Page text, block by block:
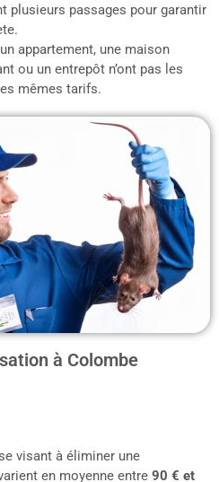
plusieurs passages pour garantir
un appartement, une maison
ou un entrepôt n’ont pas les
mêmes tarifs.
à Colombe
visant à éliminer une
en moyenne entre 90 € et